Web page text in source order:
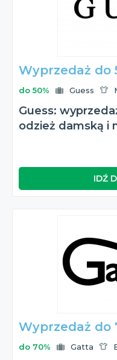
Wyprzedaż do
do 50% Guess
Guess:
odzież damską i
IDŹ
Wyprzedaż do
do 70% Gatta